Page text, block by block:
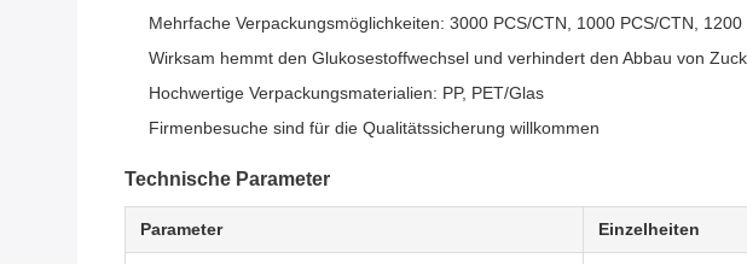
Mehrfache Verpackungsmöglichkeiten: 3000 PCS/CTN, 1000 PCS/CTN,
Wirksam hemmt den Glukosestoffwechsel und verhindert den Abbau von
Hochwertige Verpackungsmaterialien: PP, PET/Glas
Firmenbesuche sind für die Qualitätssicherung willkommen
Technische Parameter
Parameter Einzelheiten